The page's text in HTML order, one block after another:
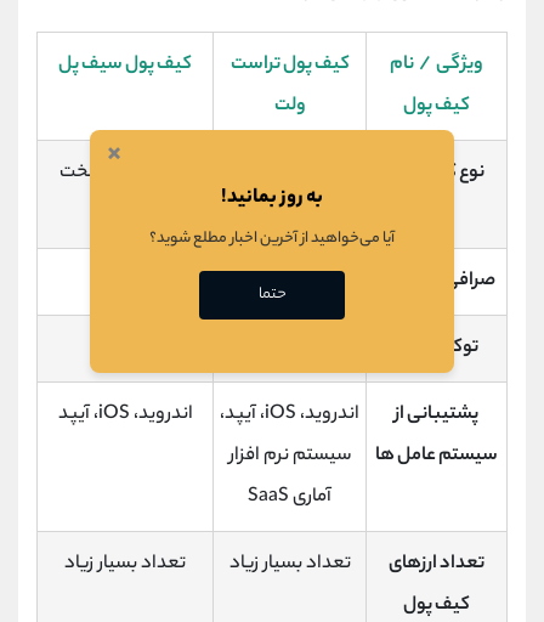
ویژگی / نام
کیف پول
کیف پول تراست
ولت
کیف پول سیف پل
نوع کیف پول
نرم افزاری/ سخت
صرافی پشتیبان بایننس
توکن بومی
پشتیبانی از
سیستم عامل ها
اندروید، iOS، آیپد،
سیستم نرم افزار
آماریSaaS
اندروید، iOS، آیپد
تعداد ارزهای
کیف پول
تعداد بسیار زیاد تعداد بسیار زیاد
×
به روز بمانید!
آیا می‌خواهید از آخرین اخبار مطلع شوید؟
حتما